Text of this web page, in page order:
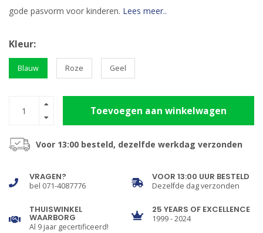
gode pasvorm voor kinderen. Lees meer..
Kleur:
Blauw Roze Geel
Toevoegen aan winkelwagen
Voor 13:00 besteld, dezelfde werkdag verzonden
VRAGEN?
bel 071-4087776
VOOR 13:00 UUR BESTELD
Dezelfde dag verzonden
THUISWINKEL
WAARBORG
Al 9 jaar gecertificeerd!
25 YEARS OF EXCELLENCE
1999 - 2024